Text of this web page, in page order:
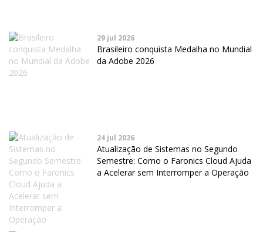
29 jul 2026
Brasileiro conquista Medalha no Mundial
da Adobe 2026
24 jul 2026
Atualização de Sistemas no Segundo
Semestre: Como o Faronics Cloud Ajuda
a Acelerar sem Interromper a Operação